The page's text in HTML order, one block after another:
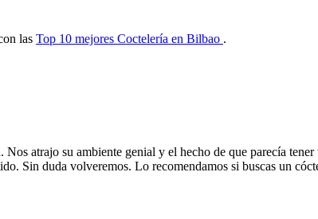
las Top 10 mejores Coctelería en Bilbao .
atrajo su ambiente genial y el hecho de que parecía
Sin duda volveremos. Lo recomendamos si buscas un